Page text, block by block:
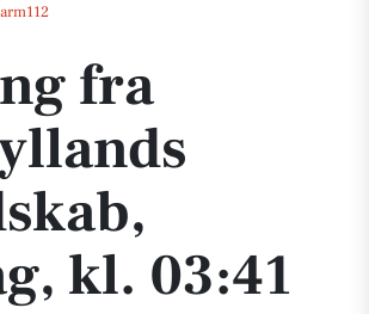
Beredskab, søndag, kl. 03:41
fra
kl. 03:41